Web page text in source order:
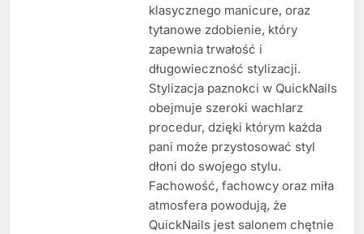
klasycznego manicure, oraz
tytanowe zdobienie, który
zapewnia trwałość i
długowieczność stylizacji.
Stylizacja paznokci w QuickNails
obejmuje szeroki wachlarz
procedur, dzięki którym każda
pani może przystosować styl
dłoni do swojego stylu.
Fachowość, fachowcy oraz miła
atmosfera powodują, że
QuickNails jest salonem chętnie